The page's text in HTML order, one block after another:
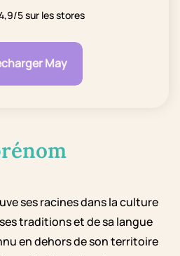
5 sur les stores
May
ses racines dans la culture
traditions et de sa langue
en dehors de son territoire